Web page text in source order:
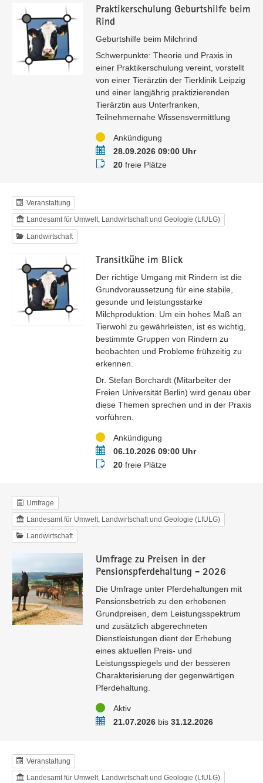
Praktikerschulung Geburtshilfe beim
Rind
Geburtshilfe beim Milchrind
Schwerpunkte: Theorie und Praxis in
einer Praktikerschulung vereint, vorstellt
von einer Tierärztin der Tierklinik Leipzig
und einer langjährig praktizierenden
Tierärztin aus Unterfranken,
Teilnehmernahe Wissensvermittlung
StatusAnkündigung
Termin28.09.2026 09:00 Uhr
Buchungsstatus
20freie Plätze
Veranstaltung
Landesamt für Umwelt, Landwirtschaft und Geologie (LfULG)
Landwirtschaft
Transitkühe im Blick
Der richtige Umgang mit Rindern ist die
Grundvoraussetzung für eine stabile,
gesunde und leistungsstarke
Milchproduktion. Um ein hohes Maß an
Tierwohl zu gewährleisten, ist es wichtig,
bestimmte Gruppen von Rindern zu
beobachten und Probleme frühzeitig zu
erkennen.
Dr. Stefan Borchardt (Mitarbeiter der
Freien Universität Berlin) wird genau über
diese Themen sprechen und in der Praxis
vorführen.
StatusAnkündigung
Termin06.10.2026 09:00 Uhr
Buchungsstatus
20freie Plätze
Umfrage
Landesamt für Umwelt, Landwirtschaft und Geologie (LfULG)
Landwirtschaft
Umfrage zu Preisen in der
Pensionspferdehaltung - 2026
Die Umfrage unter Pferdehaltungen mit
Pensionsbetrieb zu den erhobenen
Grundpreisen, dem Leistungsspektrum
und zusätzlich abgerechneten
Dienstleistungen dient der Erhebung
eines aktuellen Preis- und
Leistungsspiegels und der besseren
Charakterisierung der gegenwärtigen
Pferdehaltung.
StatusAktiv
Zeitraum21.07.2026bis 31.12.2026
Veranstaltung
Landesamt für Umwelt, Landwirtschaft und Geologie (LfULG)